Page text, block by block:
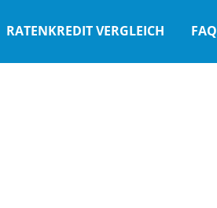
RATENKREDIT VERGLEICH FAQ